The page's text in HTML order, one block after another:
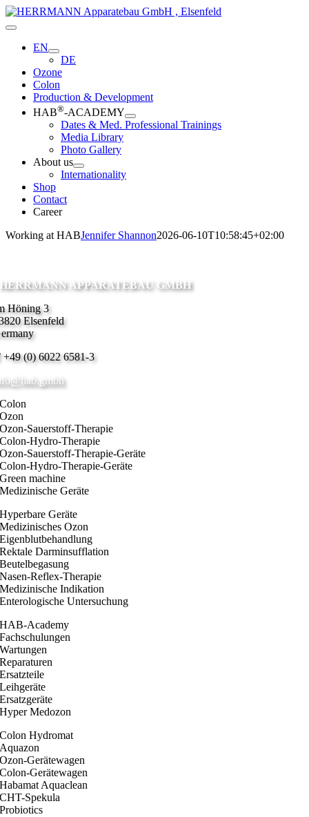
Skip
to
Toggle
Navigation
EN
DE
Ozone
Colon
Production & Development
HAB®-ACADEMY
Dates & Med. Professional Trainings
Media Library
Photo Gallery
About us
Internationality
Shop
Contact
Career
Working at HABJennifer Shannon2026-06-10T10:58:45+02:00
HERRMANN APPARATEBAU GMBH
Höning 3
Elsenfeld
+49 (0) 6022 6581-3
Colon
Ozon
Ozon-Sauerstoff-Therapie
Colon-Hydro-Therapie
Ozon-Sauerstoff-Therapie-Geräte
Colon-Hydro-Therapie-Geräte
Green machine
Medizinische Geräte
Hyperbare Geräte
Medizinisches Ozon
Eigenblutbehandlung
Rektale Darminsufflation
Beutelbegasung
Nasen-Reflex-Therapie
Medizinische Indikation
Enterologische Untersuchung
HAB-Academy
Fachschulungen
Wartungen
Reparaturen
Ersatzteile
Leihgeräte
Ersatzgeräte
Hyper Medozon
Colon Hydromat
Aquazon
Ozon-Gerätewagen
Colon-Gerätewagen
Habamat Aquaclean
CHT-Spekula
Probiotics